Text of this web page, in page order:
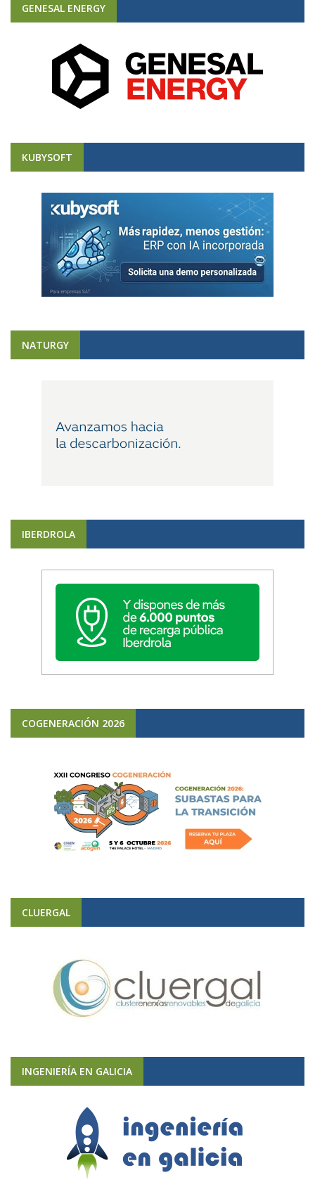
GENESAL ENERGY
KUBYSOFT
NATURGY
IBERDROLA
COGENERACIÓN 2026
CLUERGAL
INGENIERÍA EN GALICIA